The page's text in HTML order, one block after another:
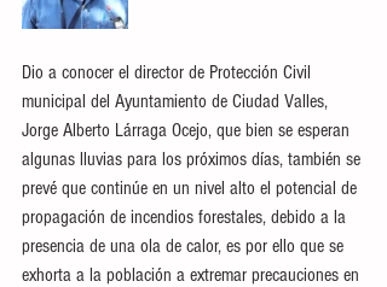
Dio a conocer el director de Protección Civil
municipal del Ayuntamiento de Ciudad Valles,
Jorge Alberto Lárraga Ocejo, que bien se esperan
algunas lluvias para los próximos días, también se
prevé que continúe en un nivel alto el potencial de
propagación de incendios forestales, debido a la
presencia de una ola de calor, es por ello que se
exhorta a la población a extremar precauciones en